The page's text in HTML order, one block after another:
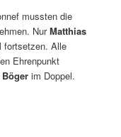
mussten die
NurMatthias
fortsetzen. Alle
Ehrenpunkt
im Doppel.